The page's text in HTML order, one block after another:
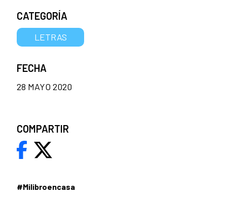
#Milibroencasa
CATEGORÍA
LETRAS
FECHA
28 MAYO 2020
COMPARTIR